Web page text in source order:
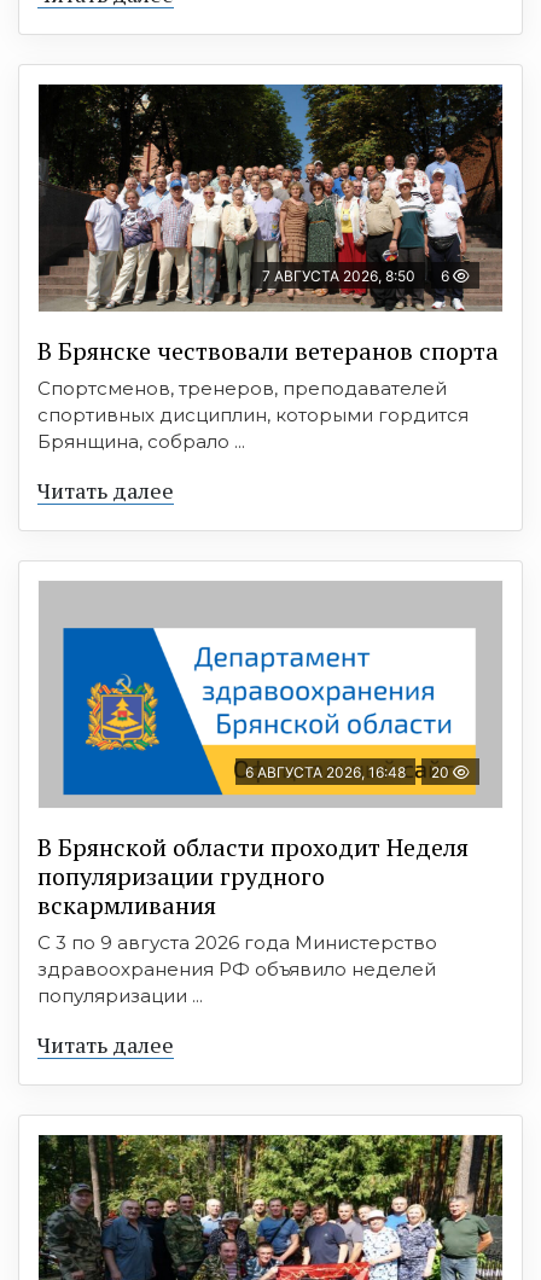
7 АВГУСТА 2026, 8:50 6
В Брянске чествовали ветеранов спорта
Спортсменов, тренеров, преподавателей
спортивных дисциплин, которыми гордится
Брянщина, собрало ...
Читать далее
6 АВГУСТА 2026, 16:48 20
В Брянской области проходит Неделя
популяризации грудного
вскармливания
С 3 по 9 августа 2026 года Министерство
здравоохранения РФ объявило неделей
популяризации ...
Читать далее